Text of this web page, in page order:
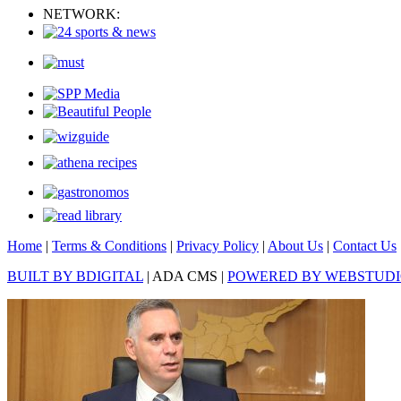
NETWORK:
Home | Terms & Conditions | Privacy Policy | About Us | Contact Us
BUILT BY BDIGITAL | ADA CMS | POWERED BY